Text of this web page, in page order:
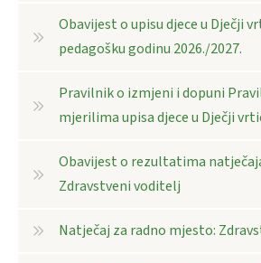
Obavijest o upisu djece u Dječji
pedagošku godinu 2026./2027.
Pravilnik o izmjeni i dopuni
mjerilima upisa djece u Dječji
Obavijest o rezultatima
Zdravstveni voditelj
Natječaj za radno mjesto: